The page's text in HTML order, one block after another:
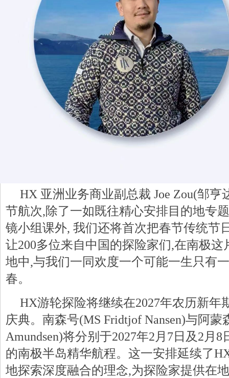
HX 亚洲业务商业副总裁 Joe Zou(邹亨
节航次,除了一如既往精心安排目的地专
镜小组课外, 我们还将首次把春节传统节
让200多位来自中国的探险家们,在南极这
地中,与我们一同欢度一个可能一生只有
春。
HX游轮探险将继续在2027年农历新年
庆典。南森号(MS Fridtjof Nansen)与阿蒙
Amundsen)将分别于2027年2月7日及2月8
的南极半岛精华航程。这一安排延续了
地探索深度融合的理念,为探险家提供在